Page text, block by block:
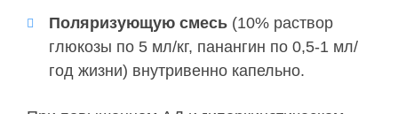
Поляризующую смесь (10% раствор
глюкозы по 5 мл/кг, панангин по 0,5-1 мл/
год жизни) внутривенно капельно.